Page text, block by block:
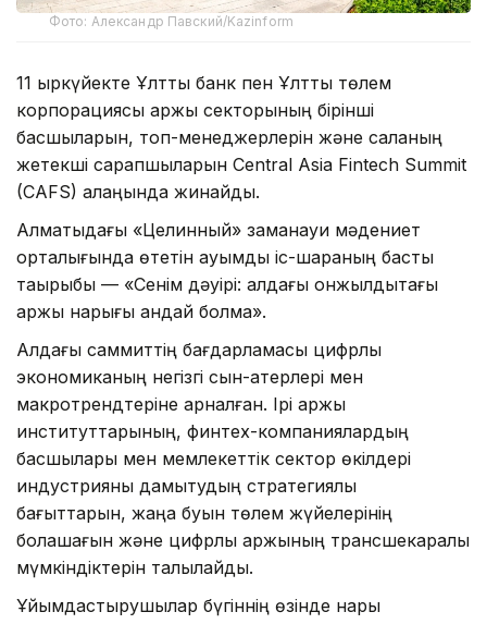
Фото: Александр Павский/Kazinform
11 қыркүйекте Ұлттық банк пен Ұлттық төлем
корпорациясы қаржы секторының бірінші
басшыларын, топ-менеджерлерін және саланың
жетекші сарапшыларын Central Asia Fintech Summit
(CAFS) алаңында жинайды.
Алматыдағы «Целинный» заманауи мәдениет
орталығында өтетін ауқымды іс-шараның басты
тақырыбы — «Сенім дәуірі: алдағы онжылдықтағы
қаржы нарығы қандай болмақ».
Алдағы саммиттің бағдарламасы цифрлық
экономиканың негізгі сын-қатерлері мен
макротрендтеріне арналған. Ірі қаржы
институттарының, финтех-компаниялардың
басшылары мен мемлекеттік сектор өкілдері
индустрияны дамытудың стратегиялық
бағыттарын, жаңа буын төлем жүйелерінің
болашағын және цифрлық қаржының трансшекаралық
мүмкіндіктерін талқылайды.
Ұйымдастырушылар бүгіннің өзінде нарық